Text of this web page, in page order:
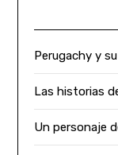
Perugachy y
Las historias
Un personaje